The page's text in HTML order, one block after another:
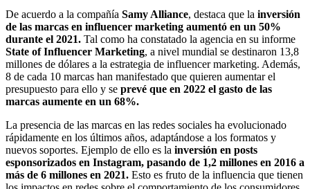
De acuerdo a la compañía Samy Alliance, destaca que la inversión
de las marcas en influencer marketing aumentó en un 50%
durante el 2021. Tal como ha constatado la agencia en su informe
State of Influencer Marketing, a nivel mundial se destinaron 13,8
millones de dólares a la estrategia de influencer marketing. Además,
8 de cada 10 marcas han manifestado que quieren aumentar el
presupuesto para ello y se prevé que en 2022 el gasto de las
marcas aumente en un 68%.
La presencia de las marcas en las redes sociales ha evolucionado
rápidamente en los últimos años, adaptándose a los formatos y
nuevos soportes. Ejemplo de ello es la inversión en posts
esponsorizados en Instagram, pasando de 1,2 millones en 2016 a
más de 6 millones en 2021. Esto es fruto de la influencia que tienen